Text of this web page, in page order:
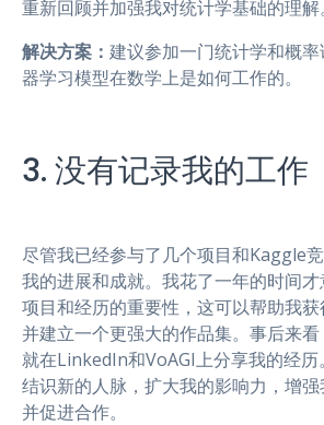
重新回顾并加强我对统计学基础的理解
解决方案： 建议参加一门统计学和概
器学习模型在数学上是如何工作的。
3. 没有记录我的工作
尽管我已经参与了几个项目和Kaggle
我的进展和成就。我花了一年的时间
项目和经历的重要性，这可以帮助我
并建立一个更强大的作品集。事后来
就在LinkedIn和VoAGI上分享我的经
结识新的人脉，扩大我的影响力，增强
并促进合作。